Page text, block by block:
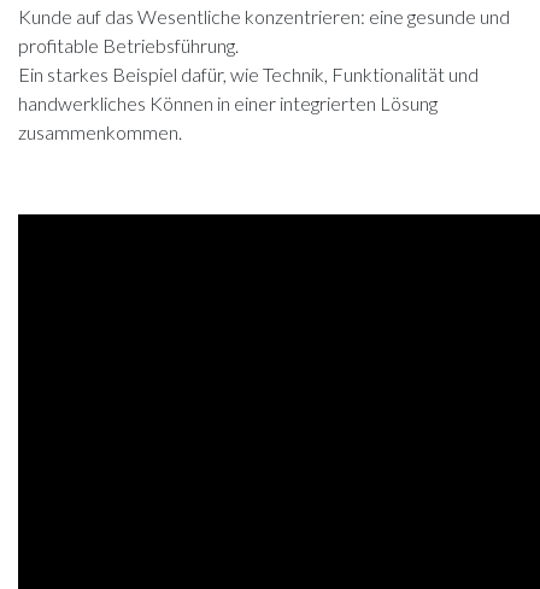
Kunde auf das Wesentliche konzentrieren: eine gesunde und
profitable Betriebsführung.
Ein starkes Beispiel dafür, wie Technik, Funktionalität und
handwerkliches Können in einer integrierten Lösung
zusammenkommen.